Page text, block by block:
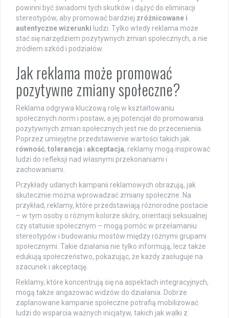
powinni być świadomi tych skutków i dążyć do eliminacji
stereotypów, aby promować bardziej zróżnicowane i
autentyczne wizerunki ludzi. Tylko wtedy reklama może
stać się narzędziem pozytywnych zmian społecznych, a nie
źródłem szkód i podziałów.
Jak reklama może promować
pozytywne zmiany społeczne?
Reklama odgrywa kluczową rolę w kształtowaniu
społecznych norm i postaw, a jej potencjał do promowania
pozytywnych zmian społecznych jest nie do przecenienia.
Poprzez umiejętne przedstawienie wartości takich jak
równość, tolerancja i akceptacja, reklamy mogą inspirować
ludzi do refleksji nad własnymi przekonaniami i
zachowaniami.
Przykłady udanych kampanii reklamowych obrazują, jak
skutecznie można wprowadzać zmiany społeczne. Na
przykład, reklamy, które przedstawiają różnorodne postacie
– w tym osoby o różnym kolorze skóry, orientacji seksualnej
czy statusie społecznym – mogą pomóc w przełamaniu
stereotypów i budowaniu mostów między różnymi grupami
społecznymi. Takie działania nie tylko informują, lecz także
edukują społeczeństwo, pokazując, że każdy zasługuje na
szacunek i akceptację.
Reklamy, które koncentrują się na aspektach integracyjnych,
mogą także angażować widzów do działania. Dobrze
zaplanowane kampanie społeczne potrafią mobilizować
ludzi do wsparcia ważnych inicjatyw, takich jak walki z